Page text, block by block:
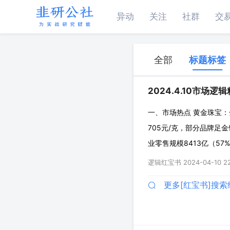
异动 关注 社群 交
全部 标题标签
2024.4.10市场逻辑
一、市场热点 黄金珠宝
705元/克，部分品牌足
业零售规模8413亿（
接带动销售收入增长带
逻辑红宝书 2024-04-10
更多[红宝书]搜索